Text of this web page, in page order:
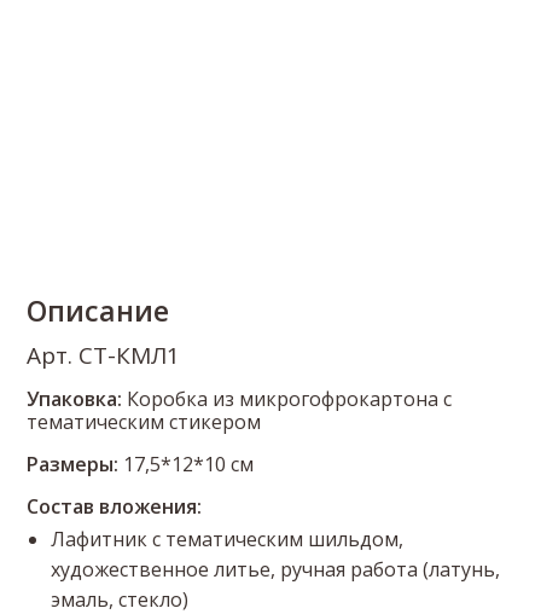
Описание
Арт. СТ-КМЛ1
Упаковка: Коробка из микрогофрокартона с
тематическим стикером
Размеры: 17,5*12*10 см
Состав вложения:
Лафитник с тематическим шильдом,
художественное литье, ручная работа (латунь,
эмаль, стекло)